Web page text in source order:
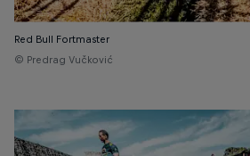
Red Bull Fortmaster
© Predrag Vučković